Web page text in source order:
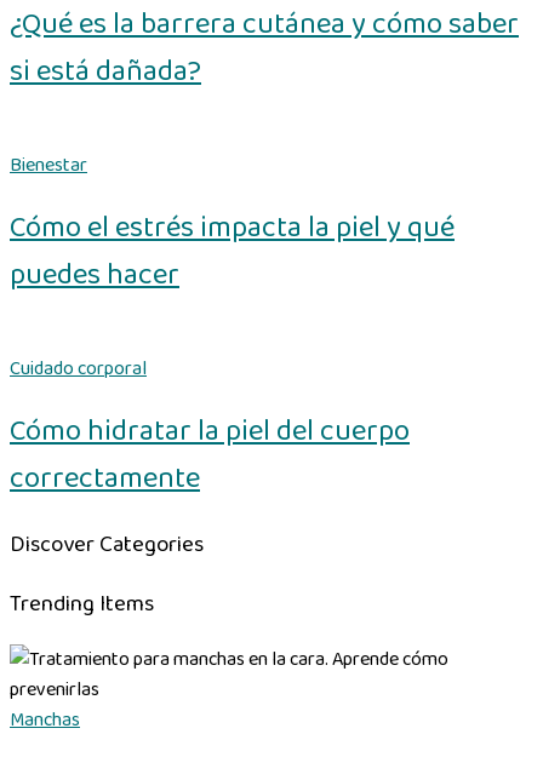
¿Qué es la barrera cutánea y cómo saber
si está dañada?
Bienestar
Cómo el estrés impacta la piel y qué
puedes hacer
Cuidado corporal
Cómo hidratar la piel del cuerpo
correctamente
Discover Categories
Trending Items
Manchas